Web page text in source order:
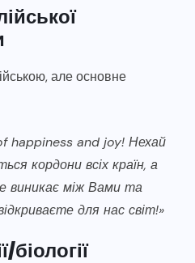
але основне
happiness and joy! Нехай
кордони всіх країн, а
виникає між Вами та
для нас світ!»
біології